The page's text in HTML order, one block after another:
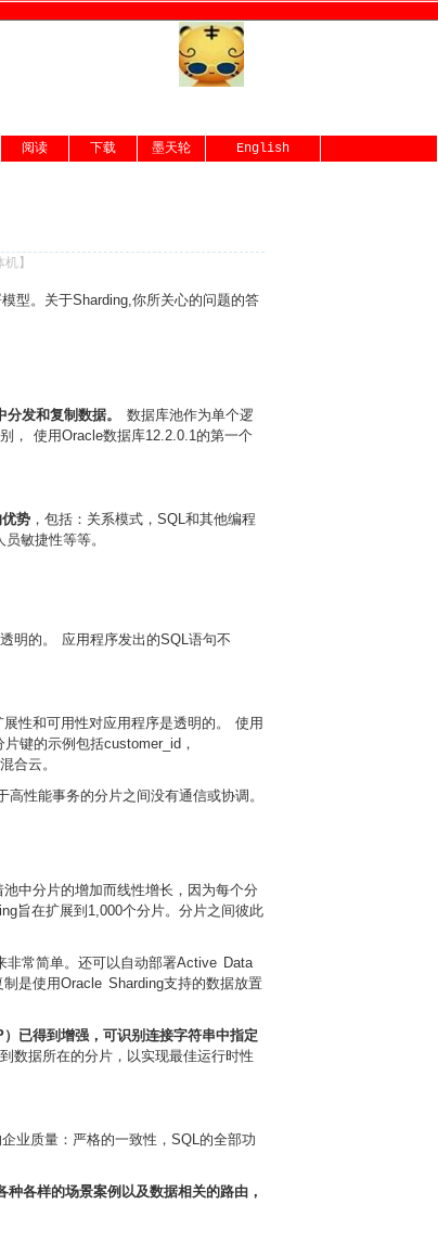
阅读 下载 墨天轮 English
机】
型。关于Sharding,你所关心的问题的答
发和复制数据。
数据库池作为单个逻
， 使用Oracle数据库12.2.0.1的第一个
势 ，包括：关系模式，SQL和其他编程
敏捷性等等。
明的。 应用程序发出的SQL语句不
性和可用性对应用程序是透明的。 使用
键的示例包括customer_id，
合云。
性能事务的分片之间没有通信或协调。
中分片的增加而线性增长，因为每个分
旨在扩展到1,000个分片。分片之间彼此
非常简单。还可以自动部署Active Data
是使用Oracle Sharding支持的数据放置
已得到增强，可识别连接字符串中指定
数据所在的分片，以实现最佳运行时性
业质量：严格的一致性，SQL的全部功
各样的场景案例以及数据相关的路由，